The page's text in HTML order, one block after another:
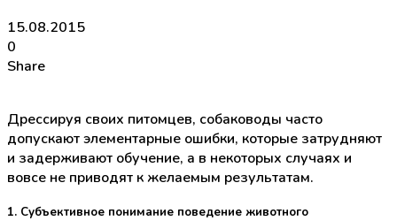
15.08.2015
0
Share
Дрессируя своих питомцев, собаководы часто
допускают элементарные ошибки, которые затрудняют
и задерживают обучение, а в некоторых случаях и
вовсе не приводят к желаемым результатам.
1. Субъективное понимание поведение животного